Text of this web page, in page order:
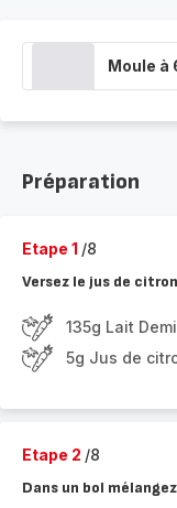
Moule à
Préparation
Etape 1 /8
Versez le jus de
135g Lait
5g Jus de
Etape 2 /8
Dans un bol